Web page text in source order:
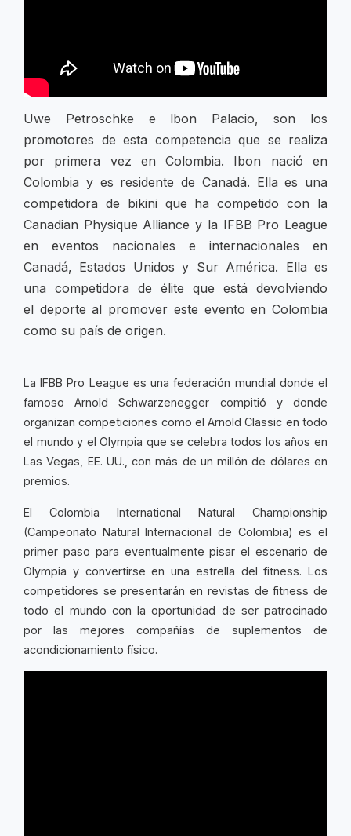
Uwe Petroschke e lbon Palacio, son los
promotores de esta competencia que se realiza
por primera vez en Colombia. Ibon nació en
Colombia y es residente de Canadá. Ella es una
competidora de bikini que ha competido con la
Canadian Physique Alliance y la IFBB Pro League
en eventos nacionales e internacionales en
Canadá, Estados Unidos y Sur América. Ella es
una competidora de élite que está devolviendo
el deporte al promover este evento en Colombia
como su país de origen.
La IFBB Pro League es una federación mundial donde el
famoso Arnold Schwarzenegger compitió y donde
organizan competiciones como el Arnold Classic en todo
el mundo y el Olympia que se celebra todos los años en
Las Vegas, EE. UU., con más de un millón de dólares en
premios.
El Colombia International Natural Championship
(Campeonato Natural Internacional de Colombia) es el
primer paso para eventualmente pisar el escenario de
Olympia y convertirse en una estrella del fitness. Los
competidores se presentarán en revistas de fitness de
todo el mundo con la oportunidad de ser patrocinado
por las mejores compañías de suplementos de
acondicionamiento físico.